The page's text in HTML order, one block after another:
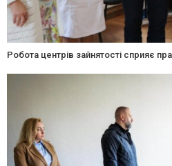
Робота центрів зайнятості сприяє